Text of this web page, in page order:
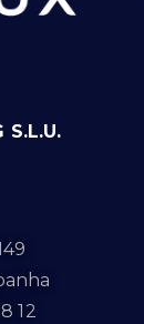
S.L.U.
12